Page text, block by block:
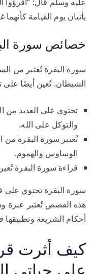
يأتيان يوم القيامة كأنهما
خصائص سورة
سورة البقرة تُعتبر من
الشيطان. تُعين أيضًا
تحتوي على العديد من
والتوكل على الله.
تُعتبر سورة البقرة
الوساوس والهموم.
قراءة سورة البقرة
سورة البقرة تحتوي
هذه القصص تُعتبر عبرة
أحكام الشريعة وتطبيقها
كيف أثرت
على حياتي